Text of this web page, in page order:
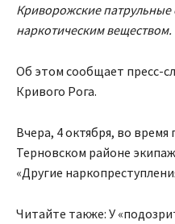
Криворожские
наркотическим веществом.
Об этом сообщает пресс-
Кривого Рога.
Вчера, 4 октября, во время
Терновском районе
«Другие
Читайте также: У